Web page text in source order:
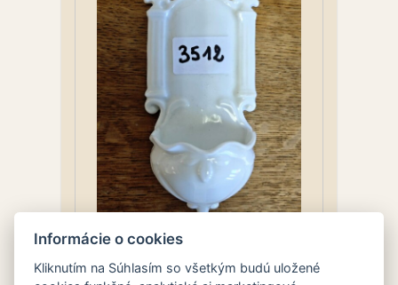
Kropenička
Informácie o cookies
Kliknutím na Súhlasím so všetkým budú uložené